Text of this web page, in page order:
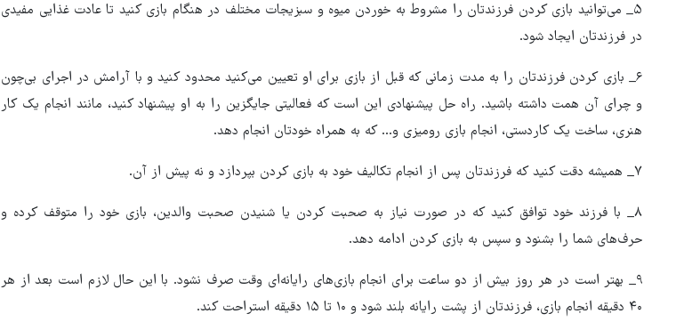
۵_ می‌توانید بازی کردن فرزندتان را مشروط به خوردن میوه و سبزیجات مختلف در هنگام بازی کنید تا عادت غذایی مفیدی
در فرزندتان ایجاد شود.
۶_ بازی کردن فرزندتان را به مدت زمانی که قبل از بازی برای او تعیین می‌کنید محدود کنید و با آرامش در اجرای بی‌چون
و چرای آن همت داشته باشید. راه حل پیشنهادی این است که فعالیتی جایگزین را به او پیشنهاد کنید، مانند انجام یک کار
هنری، ساخت یک کاردستی، انجام بازی رومیزی و... که به همراه خودتان انجام دهد.
۷_ همیشه دقت کنید که فرزندتان پس از انجام تکالیف خود به بازی کردن بپردازد و نه پیش از آن.
۸_ با فرزند خود توافق کنید که در صورت نیاز به صحبت کردن یا شنیدن صحبت والدین، بازی خود را متوقف کرده و
حرف‌های شما را بشنود و سپس به بازی کردن ادامه دهد.
۹_ بهتر است در هر روز بیش از دو ساعت برای انجام بازی‌های رایانه‌ای وقت صرف نشود. با این حال لازم است بعد از هر
۴۰ دقیقه انجام بازی، فرزندتان از پشت رایانه بلند شود و ۱۰ تا ۱۵ دقیقه استراحت کند.